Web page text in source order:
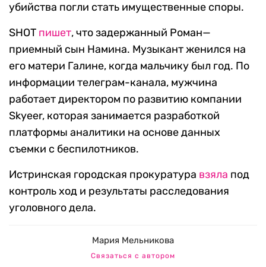
убийства погли стать имущественные споры.
SHOT пишет, что задержанный Роман—
приемный сын Намина. Музыкант женился на
его матери Галине, когда мальчику был год. По
информации телеграм-канала, мужчина
работает директором по развитию компании
Skyeer, которая занимается разработкой
платформы аналитики на основе данных
съемки с беспилотников.
Истринская городская прокуратура взяла под
контроль ход и результаты расследования
уголовного дела.
Мария Мельникова
Связаться с автором